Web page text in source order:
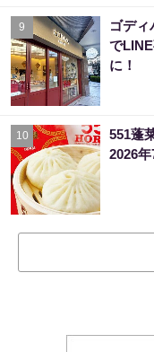
9
ゴデ
で
に！
10
551蓬
2026